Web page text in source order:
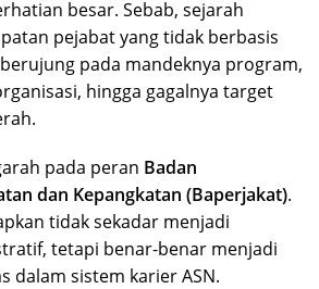
besar. Sebab, sejarah
pejabat yang tidak berbasis
pada mandeknya program,
hingga gagalnya target
pada peran Badan
dan Kepangkatan (Baperjakat).
tidak sekadar menjadi
tetapi benar-benar menjadi
dalam sistem karier ASN.